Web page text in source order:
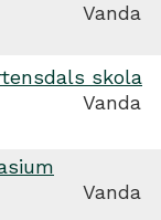
Vanda
skola
Vanda
Vanda